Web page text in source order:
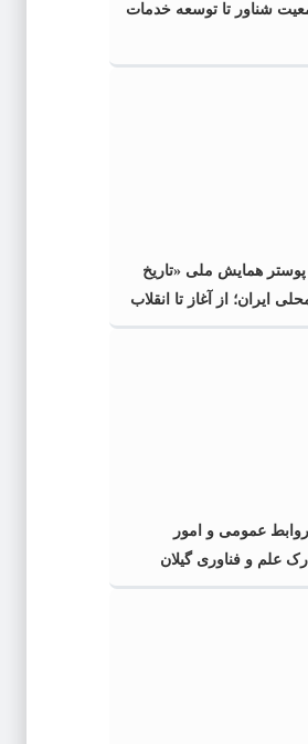
شناور تا توسعه خدمات
پوستر همایش ملی «تاریخ
ایران؛ از آغاز تا انقلاب
گیلان
عمومی و امور
علم و فناوری گیلان